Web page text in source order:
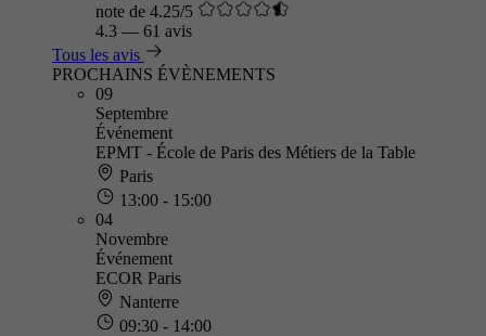
note de 4.25/5
4.3 — 61 avis
Tous les avis
PROCHAINS ÉVÈNEMENTS
09
Septembre
Événement
EPMT - École de Paris des Métiers de la Table
Paris
13:00 - 15:00
04
Novembre
Événement
ECOR Paris
Nanterre
09:30 - 14:00